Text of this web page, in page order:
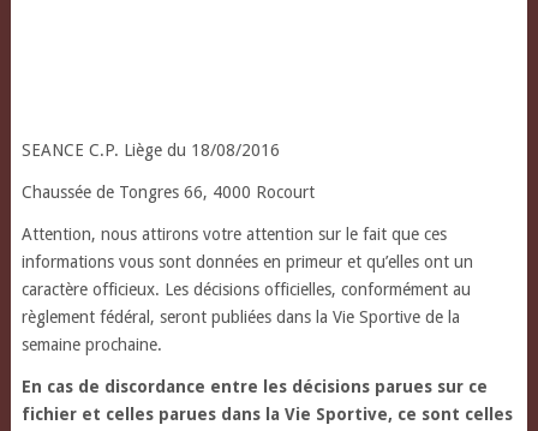
SEANCE C.P. Liège du 18/08/2016
Chaussée de Tongres 66, 4000 Rocourt
Attention, nous attirons votre attention sur le fait que ces
informations vous sont données en primeur et qu’elles ont un
caractère officieux. Les décisions officielles, conformément au
règlement fédéral, seront publiées dans la Vie Sportive de la
semaine prochaine.
En cas de discordance entre les décisions parues sur ce
fichier et celles parues dans la Vie Sportive, ce sont celles